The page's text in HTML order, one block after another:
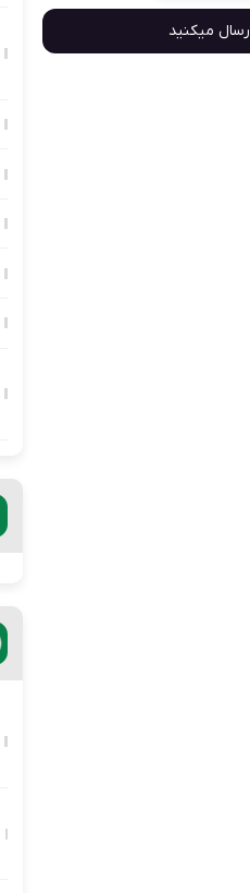
میکنید